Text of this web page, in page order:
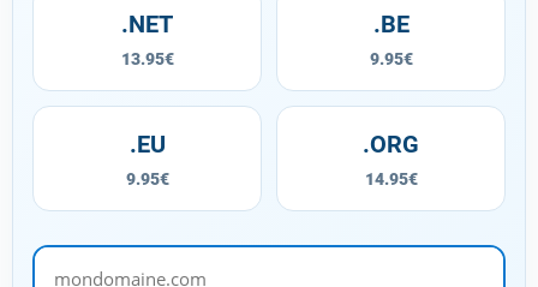
.NET
13.95€
.BE
9.95€
.EU
9.95€
.ORG
14.95€
mondomaine.com